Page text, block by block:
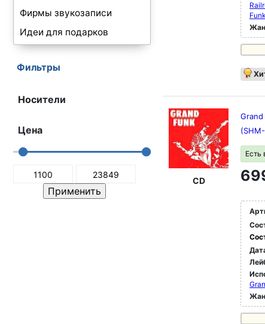
Фирмы звукозаписи
Идеи для подарков
Фильтры
Носители
Цена
CD
Есть